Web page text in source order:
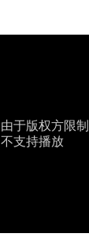
由于版权方限
不支持播放